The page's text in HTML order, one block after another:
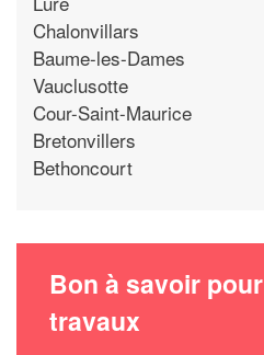
Chalonvillars
Baume-les-Dames
Vauclusotte
Cour-Saint-Maurice
Bretonvillers
Bethoncourt
Bon à savoir
travaux